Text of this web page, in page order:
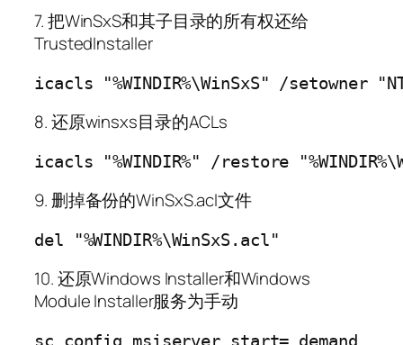
7. 把WinSxS和其子目录的所有权还给
TrustedInstaller
8. 还原winsxs目录的ACLs
9. 删掉备份的WinSxS.acl文件
10. 还原Windows Installer和Windows
Module Installer服务为手动
sc config msiserver start= demand